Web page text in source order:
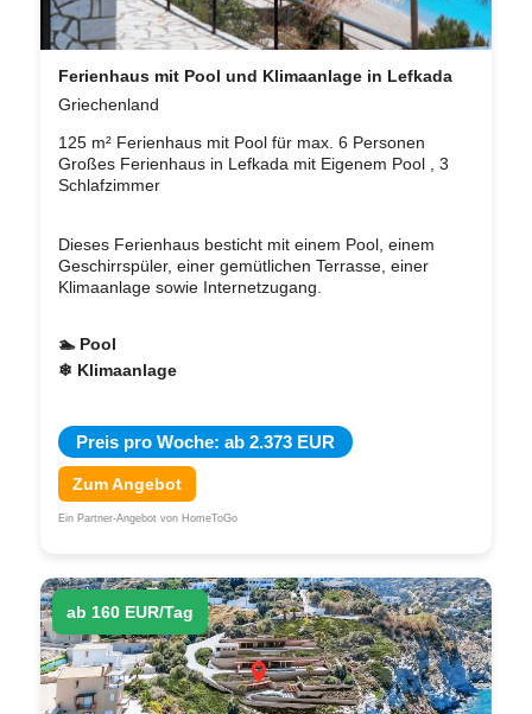
Ferienhaus mit Pool und Klimaanlage in Lefkada
Griechenland
125 m² Ferienhaus mit Pool für max. 6 Personen
Großes Ferienhaus in Lefkada mit Eigenem Pool , 3
Schlafzimmer
Dieses Ferienhaus besticht mit einem Pool, einem
Geschirrspüler, einer gemütlichen Terrasse, einer
Klimaanlage sowie Internetzugang.
🏊 Pool
❄ Klimaanlage
Preis pro Woche: ab 2.373 EUR
Zum Angebot
Ein Partner-Angebot von HomeToGo
ab 160 EUR/Tag